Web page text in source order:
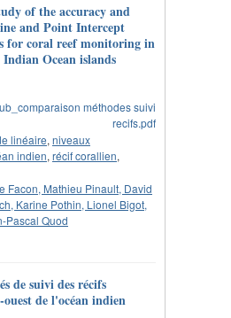
of the accuracy and
and Point Intercept
for coral reef monitoring in
Ocean islands
linéaire, niveaux
indien, récif corallien,
Facon, Mathieu Pinault, David
Karine Pothin, Lionel Bigot,
Pascal Quod
de suivi des récifs
de l'océan indien